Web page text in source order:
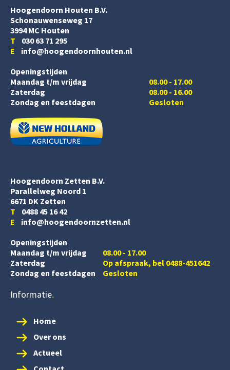
Hoogendoorn Houten B.V.
Schonauwenseweg 17
3994 MC Houten
T 030 63 71 295
E info@hoogendoornhouten.nl
Openingstijden
Maandag t/m vrijdag
Zaterdag
08.00 - 17.00
08.00 - 16.00
Zondag en feestdagen
Gesloten
Hoogendoorn Zetten B.V.
Parallelweg Noord 1
6671 DK Zetten
T 0488 45 16 42
E info@hoogendoornzetten.nl
Openingstijden
Maandag t/m vrijdag
08.00 - 17.00
Zaterdag
Op afspraak, bel 0488-451642
Zondag en feestdagen
Gesloten
Informatie
Home
Over ons
Actueel